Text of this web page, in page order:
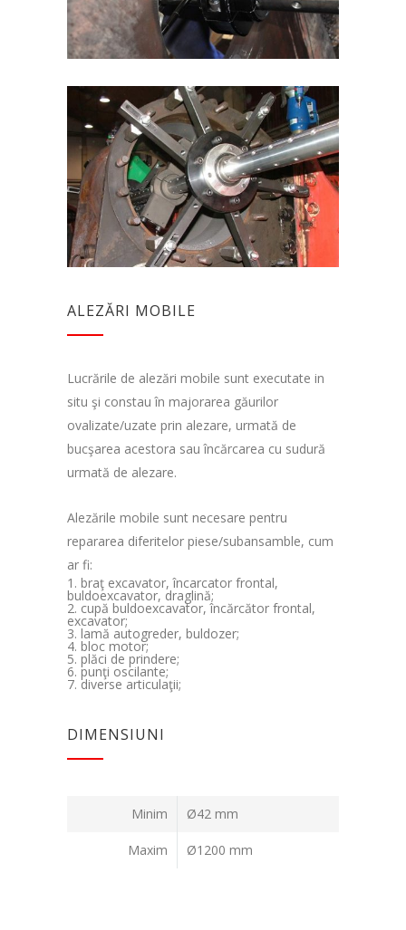
ALEZĂRI MOBILE
Lucrările de alezări mobile sunt executate in
situ şi constau în majorarea găurilor
ovalizate/uzate prin alezare, urmată de
bucşarea acestora sau încărcarea cu sudură
urmată de alezare.
Alezările mobile sunt necesare pentru
repararea diferitelor piese/subansamble, cum
ar fi:
braţ excavator, încarcator frontal,
buldoexcavator, draglină;
cupă buldoexcavator, încărcător frontal,
excavator;
lamă autogreder, buldozer;
bloc motor;
plăci de prindere;
punţi oscilante;
diverse articulaţii;
DIMENSIUNI
Minim Ø42 mm
Maxim Ø1200 mm